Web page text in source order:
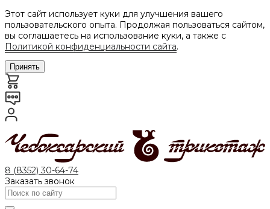
Этот сайт использует куки для улучшения вашего
пользовательского опыта. Продолжая пользоваться сайтом,
вы соглашаетесь на использование куки, а также с
Политикой конфиденциальности сайта.
Принять
8 (8352) 30-64-74
Заказать звонок